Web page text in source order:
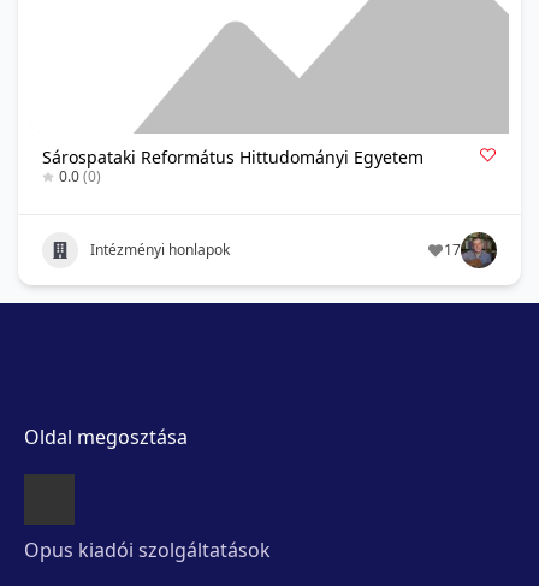
Sárospataki Református Hittudományi Egyetem
0.0(0)
Intézményi honlapok 17
Oldal megosztása
Opus kiadói szolgáltatások